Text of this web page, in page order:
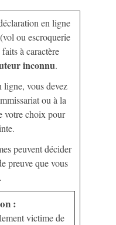
en ligne
ou escroquerie
à caractère
inconnu.
ligne, vous devez
ou à la
votre choix pour
peuvent décider
preuve que vous
:
victime de